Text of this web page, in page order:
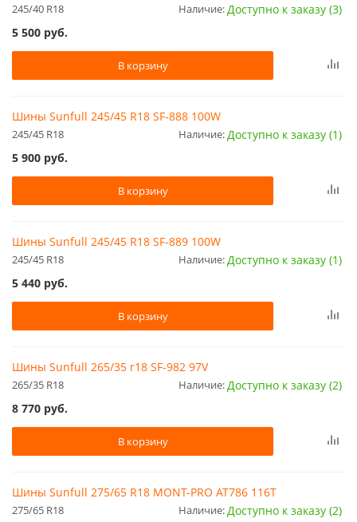
245/40 R18 Наличие:Доступно к заказу (3)
5 500 руб.
В корзину
Шины Sunfull 245/45 R18 SF-888 100W
245/45 R18 Наличие:Доступно к заказу (1)
5 900 руб.
В корзину
Шины Sunfull 245/45 R18 SF-889 100W
245/45 R18 Наличие:Доступно к заказу (1)
5 440 руб.
В корзину
Шины Sunfull 265/35 r18 SF-982 97V
265/35 R18 Наличие:Доступно к заказу (2)
8 770 руб.
В корзину
Шины Sunfull 275/65 R18 MONT-PRO AT786 116T
275/65 R18 Наличие:Доступно к заказу (2)